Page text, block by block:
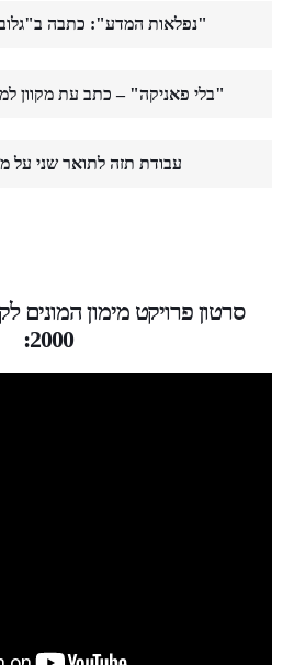
"נפלאות המדע": כתבה ב"גלובס",
"בלי פאניקה" – כתב עת מקוון
עבודת תזה לתואר שני על
סרטון פרויקט מימון המונים
2000: